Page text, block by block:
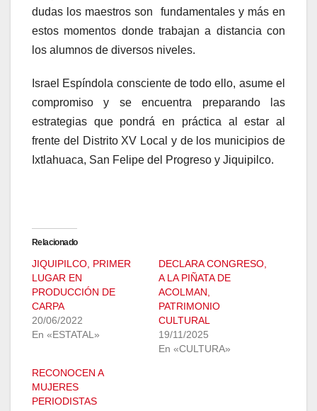
dudas los maestros son fundamentales y más en
estos momentos donde trabajan a distancia con
los alumnos de diversos niveles.
Israel Espíndola consciente de todo ello, asume el
compromiso y se encuentra preparando las
estrategias que pondrá en práctica al estar al
frente del Distrito XV Local y de los municipios de
Ixtlahuaca, San Felipe del Progreso y Jiquipilco.
Relacionado
JIQUIPILCO, PRIMER
LUGAR EN
PRODUCCIÓN DE
CARPA
20/06/2022
En «ESTATAL»
DECLARA CONGRESO,
A LA PIÑATA DE
ACOLMAN,
PATRIMONIO
CULTURAL
19/11/2025
En «CULTURA»
RECONOCEN A
MUJERES
PERIODISTAS